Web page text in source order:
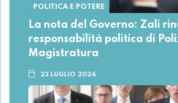
POLITICA E POTERE
La nota del Governo: Zali
responsabilità politica di
Magistratura
23 LUGLIO 2026